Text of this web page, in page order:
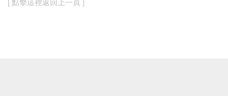
[ 點擊這裡返回上一頁 ]